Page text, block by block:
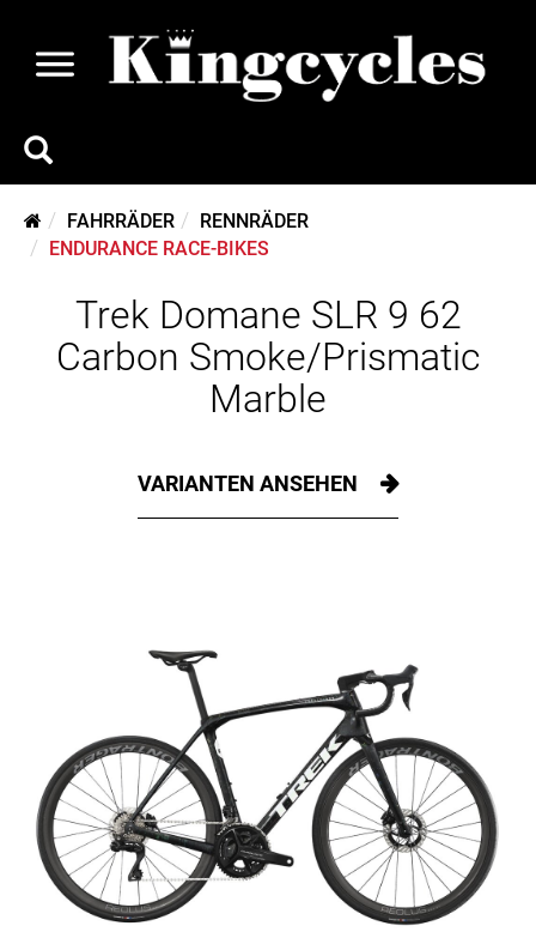
FAHRRÄDER
RENNRÄDER
ENDURANCE RACE-BIKES
Trek Domane SLR 9 62
Carbon Smoke/Prismatic
Marble
VARIANTEN ANSEHEN